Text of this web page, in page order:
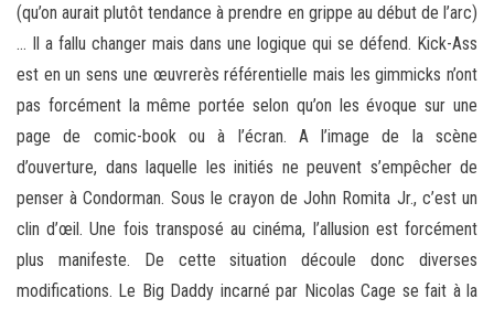
(qu’on aurait plutôt tendance à prendre en grippe au début de l’arc)
… Il a fallu changer mais dans une logique qui se défend. Kick-Ass
est en un sens une œuvrerès référentielle mais les gimmicks n’ont
pas forcément la même portée selon qu’on les évoque sur une
page de comic-book ou à l’écran. A l’image de la scène
d’ouverture, dans laquelle les initiés ne peuvent s’empêcher de
penser à Condorman. Sous le crayon de John Romita Jr., c’est un
clin d’œil. Une fois transposé au cinéma, l’allusion est forcément
plus manifeste. De cette situation découle donc diverses
modifications. Le Big Daddy incarné par Nicolas Cage se fait à la